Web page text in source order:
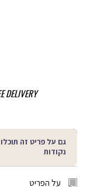
DELIVERY
גם על פריט זה
נקודות
על הפריט